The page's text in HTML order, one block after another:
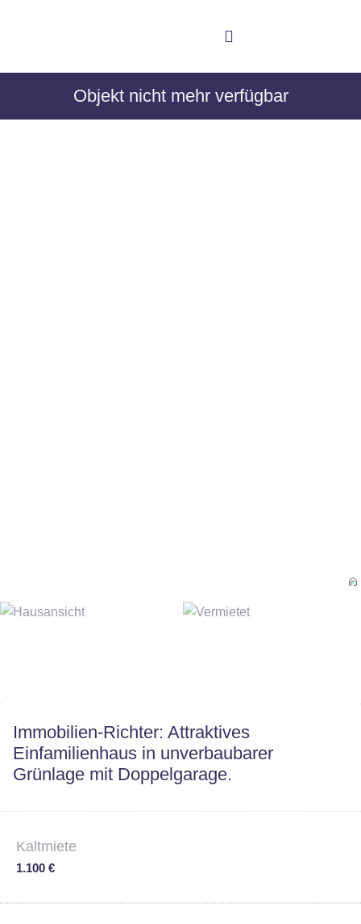
Objekt nicht mehr verfügbar
Immobilien-Richter: Attraktives
Einfamilienhaus in unverbaubarer
Grünlage mit Doppelgarage.
Kaltmiete
1.100 €